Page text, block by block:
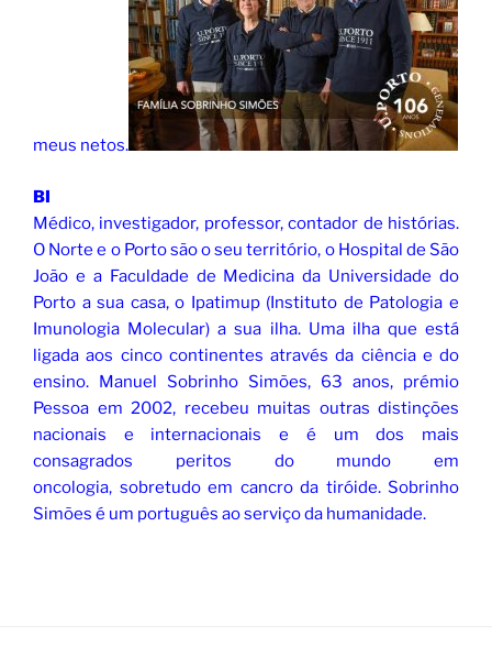
meus netos.
BI
Médico, investigador, professor, contador de histórias.
O Norte e o Porto são o seu território, o Hospital de São
João e a Faculdade de Medicina da Universidade do
Porto a sua casa, o Ipatimup (Instituto de Patologia e
Imunologia Molecular) a sua ilha. Uma ilha que está
ligada aos cinco continentes através da ciência e do
ensino. Manuel Sobrinho Simões, 63 anos, prémio
Pessoa em 2002, recebeu muitas outras distinções
nacionais e internacionais e é um dos mais
consagrados peritos do mundo em
oncologia, sobretudo em cancro da tiróide. Sobrinho
Simões é um português ao serviço da humanidade.